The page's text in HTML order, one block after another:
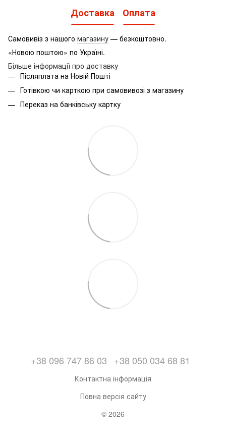
Доставка Оплата
Самовивіз з нашого магазину — безкоштовно.
«Новою поштою» по Україні.
Більше інформації про доставку
Післяплата на Новій Пошті
Готівкою чи карткою при самовивозі з магазину
Переказ на банківську картку
+38 096 747 86 03 +38 050 034 68 81
Контактна інформація
Повна версія сайту
© 2026